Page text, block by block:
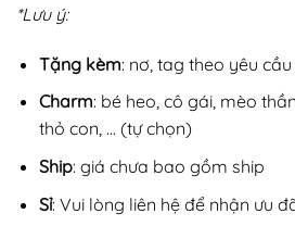
*Lưu ý:
Tặng kèm: nơ, tag theo yêu cầu
Charm: bé heo, cô gái, mèo
thỏ con, … (tự chọn)
Ship: giá chưa bao gồm ship
Sỉ: Vui lòng liên hệ để nhận ưu